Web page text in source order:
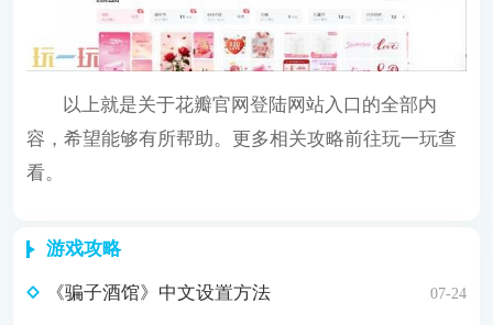
以上就是关于花瓣官网登陆网站入口的全部内
容，希望能够有所帮助。更多相关攻略前往玩一玩查
看。
游戏攻略
《骗子酒馆》中文设置方法 07-24